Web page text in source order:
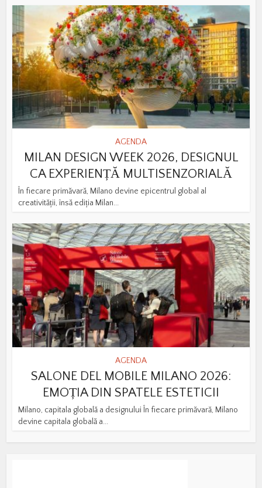
AGENDA
MILAN DESIGN WEEK 2026, DESIGNUL
CA EXPERIENȚĂ MULTISENZORIALĂ
În fiecare primăvară, Milano devine epicentrul global al
creativității, însă ediția Milan...
AGENDA
SALONE DEL MOBILE MILANO 2026:
EMOȚIA DIN SPATELE ESTETICII
Milano, capitala globală a designului În fiecare primăvară, Milano
devine capitala globală a...